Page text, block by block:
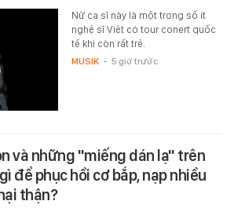
Nữ ca sĩ này là một trong số ít
nghệ sĩ Việt có tour conert quốc
tế khi còn rất trẻ.
MUSIK - 5 giờ trước
và những "miếng dán lạ" trên
để phục hồi cơ bắp, nạp nhiều
thận?